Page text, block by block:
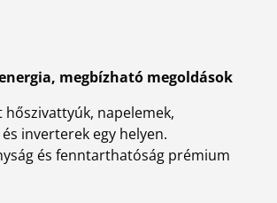
megbízható megoldások
napelemek,
inverterek egy helyen.
és fenntarthatóság prémium